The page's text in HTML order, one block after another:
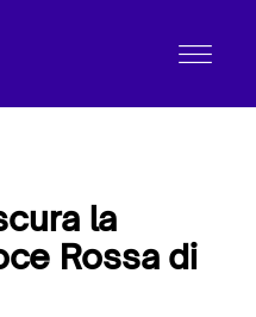
la
Rossa di